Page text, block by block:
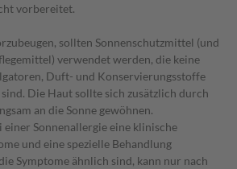
vorbereitet.
sollten Sonnenschutzmittel (und
verwendet werden, die keine
Duft- und Konservierungsstoffe
Die Haut sollte sich zusätzlich durch
an die Sonne gewöhnen.
einer Sonnenallergie eine klinische
und eine spezielle Behandlung
Symptome ähnlich sind, kann nur nach